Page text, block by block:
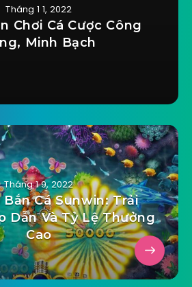
Tháng 1 1, 2022
Chơi Cá Cược Công
Minh Bạch
Tháng 1 9, 2022
Cá Sunwin: Trải
Dẫn Và Tỷ Lệ Thưởng
Cao